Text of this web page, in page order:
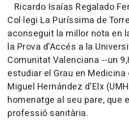
Ricardo Isaías Regalado
Col·legi La Puríssima de
aconseguit la millor nota en
la Prova d'Accés a la
Comunitat Valenciana --un
estudiar el Grau en
Miguel Hernández d'Elx
homenatge al seu pare, que
professió sanitària.